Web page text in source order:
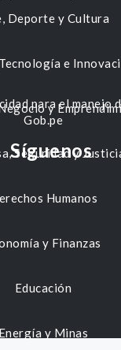
Deporte y Cultura
e
y
Seguridad y
Humanos
y Finanzas
Educación
Energía y Minas
para el manejo
Gob.pe
Síguenos